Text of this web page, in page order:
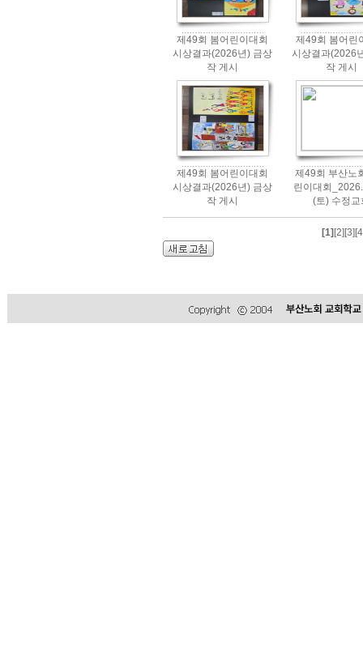
제49회 봄어린이대회
시상결과(2026년) 금상
작 게시
제49회 봄어린
시상결과(2026
작 게시
제49회 봄어린이대회
시상결과(2026년) 금상
작 게시
제49회 부산노
린이대회
(토) 수정교
[1] [2] [3]